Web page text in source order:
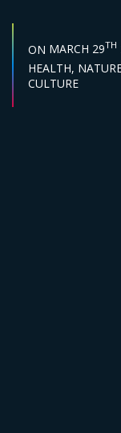
ON START DATE :
MARCH 29TH
Sector :
HEALTH,
CULTURE